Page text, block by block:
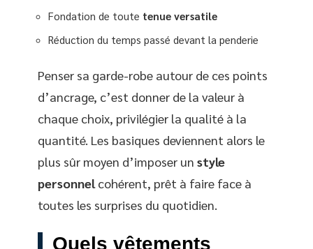
Fondation de toute tenue versatile
Réduction du temps passé devant la penderie
Penser sa garde-robe autour de ces points
d’ancrage, c’est donner de la valeur à
chaque choix, privilégier la qualité à la
quantité. Les basiques deviennent alors le
plus sûr moyen d’imposer un style
personnelcohérent, prêt à faire face à
toutes les surprises du quotidien.
Quels vêtements